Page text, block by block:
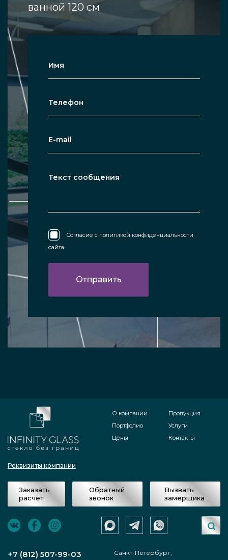
ванной 120 см
Согласие с политикой конфиденциальности
сайта
Реквизиты компании
О компании
Портфолио
Цены
Продукция
Услуги
Контакты
Заказать
расчет
Обратный
звонок
Вызвать
замерщика
+7 (812) 507-99-03
Санкт-Петербург,